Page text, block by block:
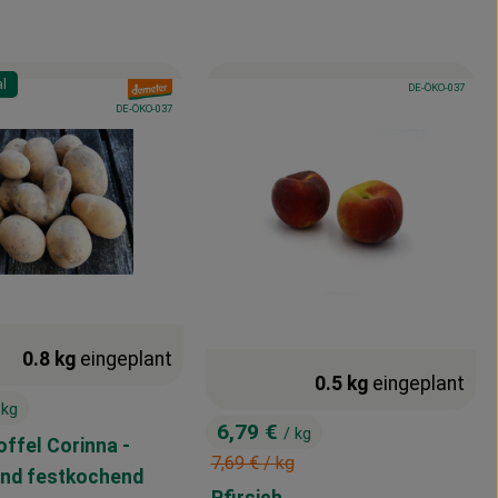
Corinna -
festkochend
0.8 kg eingeplant
, Verband:
, Kontrollstelle:
DE-ÖKO-037
, Preis:
6,79 € / kg
, Alter Preis:
7,69 €/ kg
0.5 kg eingeplant
, Verband:
, Kontrollstelle:
DE-ÖKO-037